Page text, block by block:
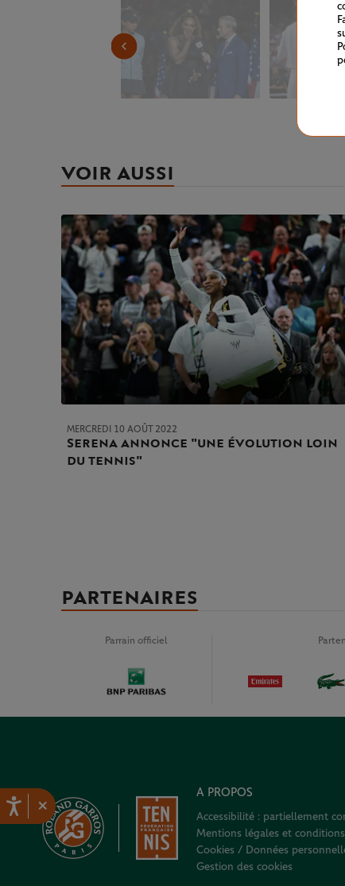
×
VOIR AUSSI
MERCREDI 10 AOÛT 2022
Serena annonce "une évolution loin
du tennis"
PARTENAIRES
Parrain officiel
A PROPOS
Accessibilité : partiellement
Mentions légales et
Cookies / Données
Gestion des cookies